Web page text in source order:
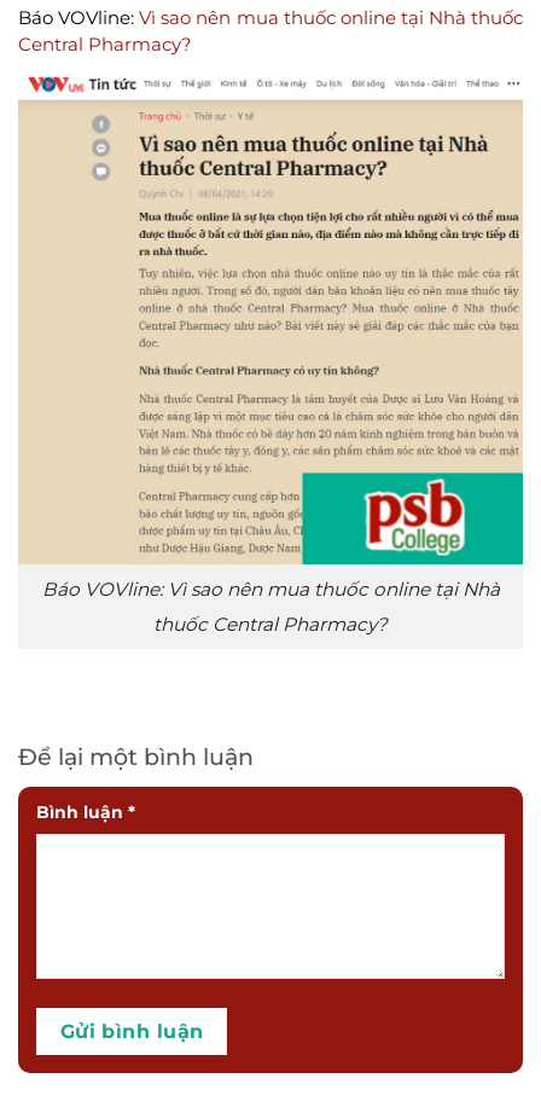
Báo VOVline: Vì sao nên mua thuốc online tại Nhà thuốc
Central Pharmacy?
Báo VOVline: Vì sao nên mua thuốc online tại Nhà
thuốc Central Pharmacy?
Để lại một bình luận
Bình luận *